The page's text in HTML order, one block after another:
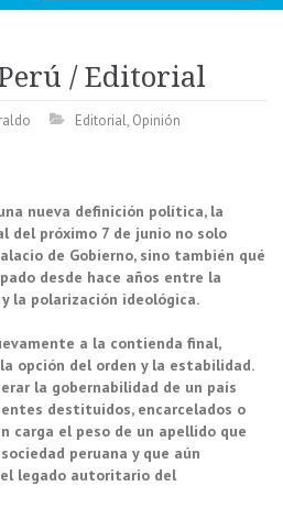
/ Editorial
Editorial, Opinión
nueva definición política, la
del próximo 7 de junio no solo
de Gobierno, sino también qué
desde hace años entre la
la polarización ideológica.
a la contienda final,
opción del orden y la estabilidad.
la gobernabilidad de un país
destituidos, encarcelados o
carga el peso de un apellido que
peruana y que aún
legado autoritario del